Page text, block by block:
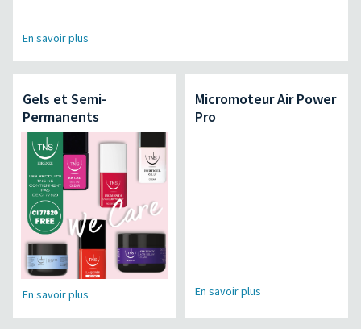
En savoir plus
Gels et Semi-
Permanents
En savoir plus
Micromoteur Air Power
Pro
En savoir plus